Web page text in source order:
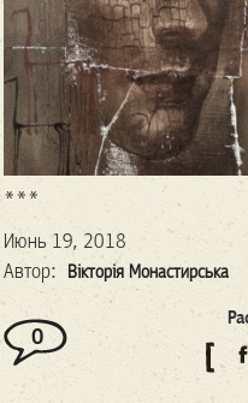
***
Июнь 19, 2018
Автор:
Вікторія Монастирська
0